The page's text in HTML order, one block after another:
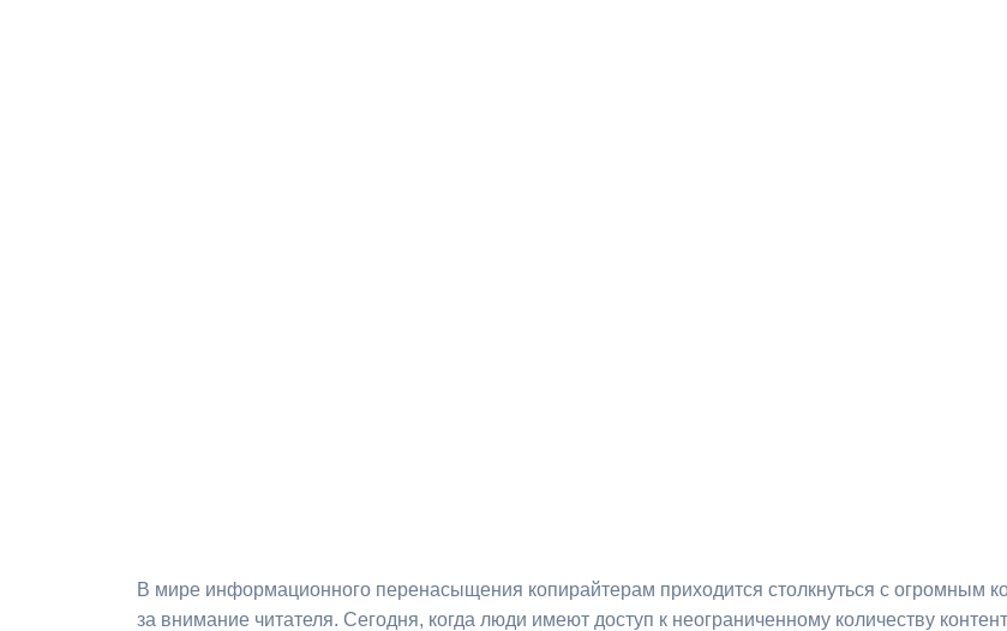
В мире информационного перенасыщения копирайтерам приходится столкнуться с огромным
за внимание читателя. Сегодня, когда люди имеют доступ к неограниченному количеству